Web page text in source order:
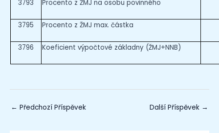
3793 Procento z ŽMJ na osobu povinného
3795 Procento z ŽMJ max. částka
3796 Koeficient výpočtové základny (ŽMJ+NNB)
← Předchozí Příspěvek Další Příspěvek →